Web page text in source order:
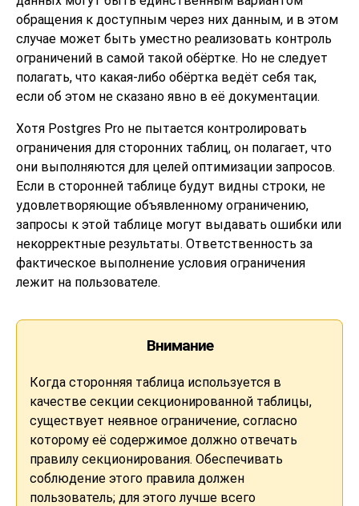
обращения к доступным через них данным, и в этом
случае может быть уместно реализовать контроль
ограничений в самой такой обёртке. Но не следует
полагать, что какая-либо обёртка ведёт себя так,
если об этом не сказано явно в её документации.
Хотя Postgres Pro не пытается контролировать
ограничения для сторонних таблиц, он полагает, что
они выполняются для целей оптимизации запросов.
Если в сторонней таблице будут видны строки, не
удовлетворяющие объявленному ограничению,
запросы к этой таблице могут выдавать ошибки или
некорректные результаты. Ответственность за
фактическое выполнение условия ограничения
лежит на пользователе.
Внимание
Когда сторонняя таблица используется в
качестве секции секционированной таблицы,
существует неявное ограничение, согласно
которому её содержимое должно отвечать
правилу секционирования. Обеспечивать
соблюдение этого правила должен
пользователь; для этого лучше всего